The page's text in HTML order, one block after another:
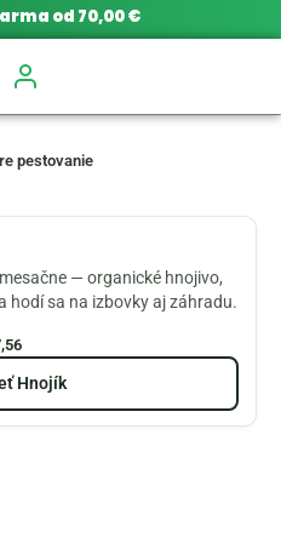
od 70,00 €
pestovanie
— organické hnojivo,
hodí sa na izbovky aj záhradu.
Hnojík